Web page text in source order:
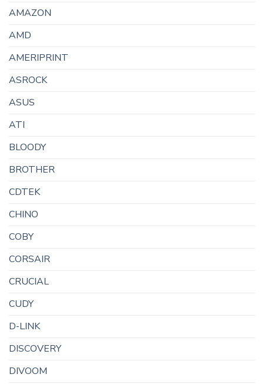
AMAZON
AMD
AMERIPRINT
ASROCK
ASUS
ATI
BLOODY
BROTHER
CDTEK
CHINO
COBY
CORSAIR
CRUCIAL
CUDY
D-LINK
DISCOVERY
DIVOOM